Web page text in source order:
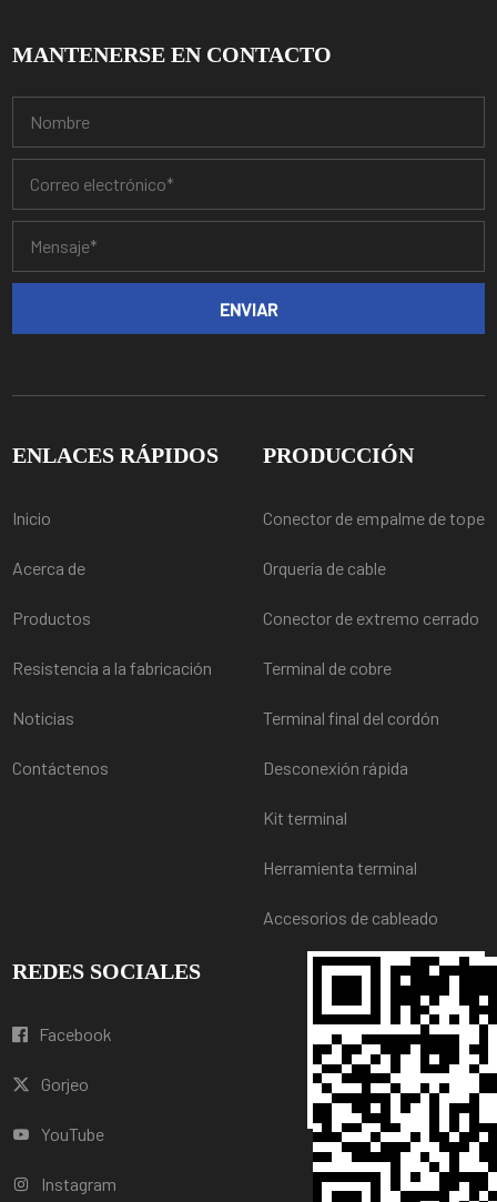
MANTENERSE EN CONTACTO
ENLACES RÁPIDOS
Inicio
Acerca de
Productos
Resistencia a la fabricación
Noticias
Contáctenos
PRODUCCIÓN
Conector de empalme de tope
Orquería de cable
Conector de extremo cerrado
Terminal de cobre
Terminal final del cordón
Desconexión rápida
Kit terminal
Herramienta terminal
Accesorios de cableado
REDES SOCIALES
Facebook
Gorjeo
YouTube
Instagram